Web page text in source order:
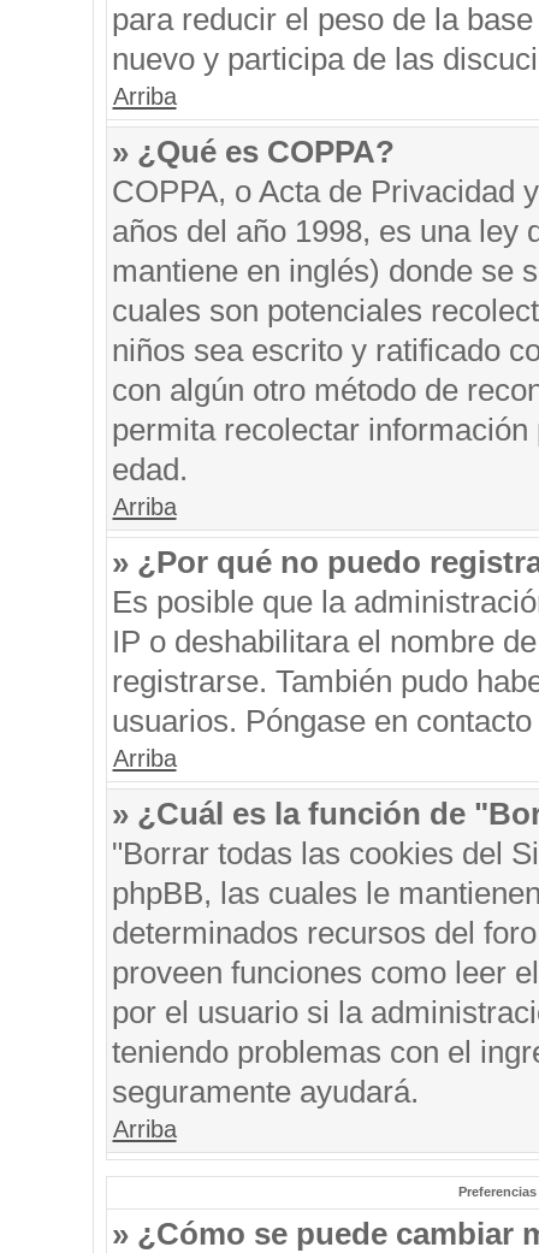
para reducir el peso de la
nuevo y participa de las
Arriba
» ¿Qué es COPPA?
COPPA, o Acta de Privacidad
años del año 1998, es una ley
mantiene en inglés) donde se
cuales son potenciales
niños sea escrito y ratificado
con algún otro método de
permita recolectar
edad.
Arriba
» ¿Por qué no puedo
Es posible que la
IP o deshabilitara el nombre
registrarse. También pudo
usuarios. Póngase en
Arriba
» ¿Cuál es la función de
"Borrar todas las cookies del
phpBB, las cuales le
determinados recursos del
proveen funciones como leer
por el usuario si la
teniendo problemas con el
seguramente ayudará.
Arriba
» ¿Cómo se puede cambiar